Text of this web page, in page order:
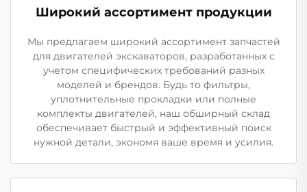
Широкий ассортимент продукции
Мы предлагаем широкий ассортимент запчастей
для двигателей экскаваторов, разработанных с
учетом специфических требований разных
моделей и брендов. Будь то фильтры,
уплотнительные прокладки или полные
комплекты двигателей, наш обширный склад
обеспечивает быстрый и эффективный поиск
нужной детали, экономя ваше время и усилия.